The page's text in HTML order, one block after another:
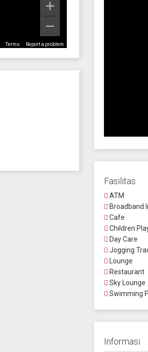
Fasilitas
ATM
Broadband
Cafe
Children
Day Care
Jogging
Lounge
Restaurant
Sky Lounge
Swimming
Informasi
Terms Report a problem